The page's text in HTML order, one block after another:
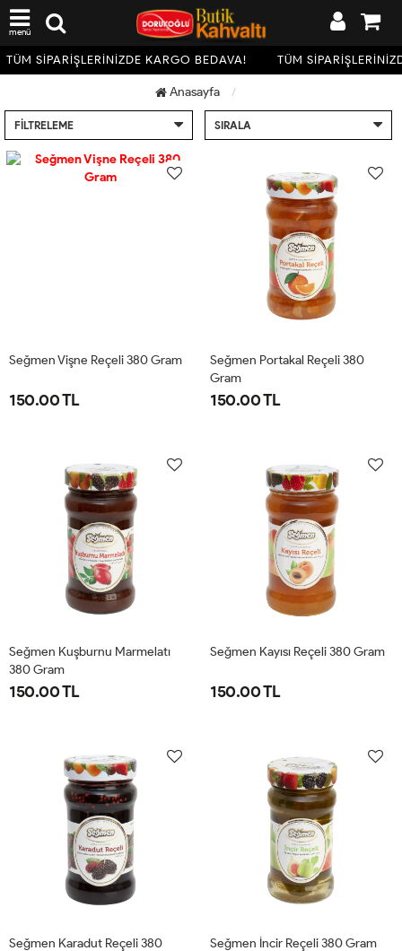
menü
TÜM SİPARİŞLERİNİZDE KARGO BEDAVA! TÜM
Anasayfa
FILTRELEME SIRALA
Seğmen Vişne Reçeli 380 Gram
150.00 TL
Seğmen Portakal Reçeli 380
Gram
150.00 TL
Seğmen Kuşburnu Marmelatı
380 Gram
150.00 TL
Seğmen Kayısı Reçeli 380 Gram
150.00 TL
Seğmen Karadut Reçeli 380
Seğmen İncir Reçeli 380 Gram